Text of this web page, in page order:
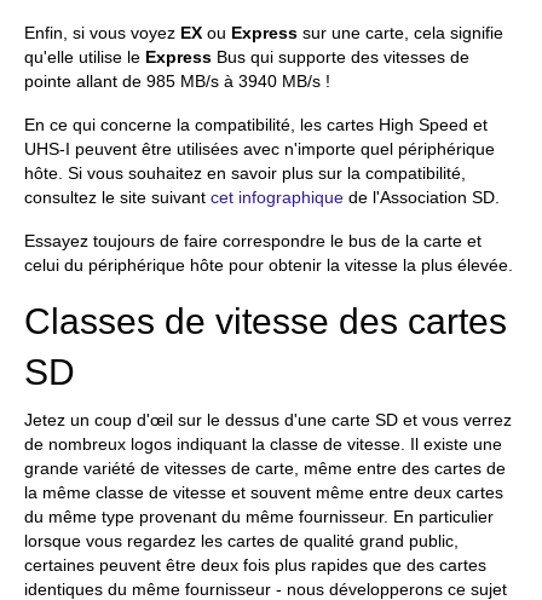
Enfin, si vous voyez EX ou Express sur une carte, cela signifie
qu'elle utilise le Express Bus qui supporte des vitesses de
pointe allant de 985 MB/s à 3940 MB/s !
En ce qui concerne la compatibilité, les cartes High Speed et
UHS-I peuvent être utilisées avec n'importe quel périphérique
hôte. Si vous souhaitez en savoir plus sur la compatibilité,
consultez le site suivant cet infographique de l'Association SD.
Essayez toujours de faire correspondre le bus de la carte et
celui du périphérique hôte pour obtenir la vitesse la plus élevée.
Classes de vitesse des cartes
SD
Jetez un coup d'œil sur le dessus d'une carte SD et vous verrez
de nombreux logos indiquant la classe de vitesse. Il existe une
grande variété de vitesses de carte, même entre des cartes de
la même classe de vitesse et souvent même entre deux cartes
du même type provenant du même fournisseur. En particulier
lorsque vous regardez les cartes de qualité grand public,
certaines peuvent être deux fois plus rapides que des cartes
identiques du même fournisseur - nous développerons ce sujet